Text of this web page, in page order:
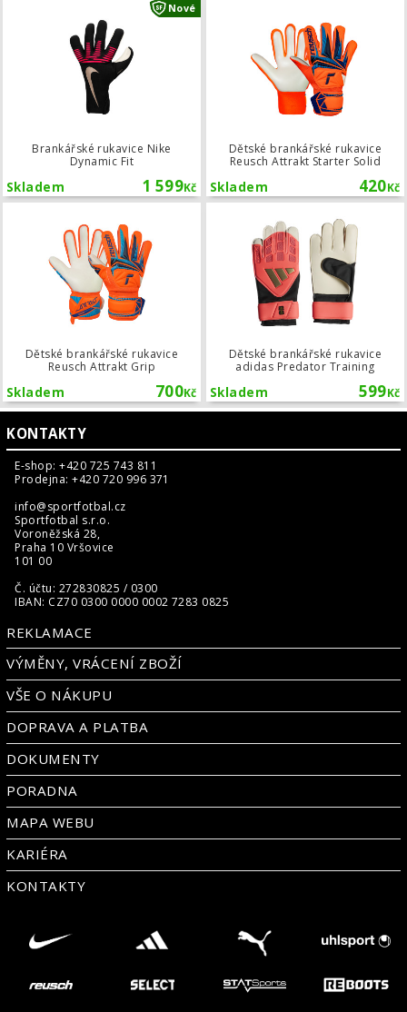
Brankářské rukavice Nike
Dynamic Fit
1 599Kč
Skladem
Nové
Dětské brankářské rukavice
Reusch Attrakt Starter Solid
420Kč
Skladem
Dětské brankářské rukavice
Reusch Attrakt Grip
700Kč
Skladem
Dětské brankářské rukavice
adidas Predator Training
599Kč
Skladem
KONTAKTY
E-shop: +420 725 743 811
Prodejna: +420 720 996 371
info@sportfotbal.cz
Sportfotbal s.r.o.
Voroněžská 28,
Praha 10 Vršovice
101 00
Č. účtu: 272830825 / 0300
IBAN: CZ70 0300 0000 0002 7283 0825
REKLAMACE
VÝMĚNY, VRÁCENÍ ZBOŽÍ
VŠE O NÁKUPU
DOPRAVA A PLATBA
DOKUMENTY
PORADNA
MAPA WEBU
KARIÉRA
KONTAKTY